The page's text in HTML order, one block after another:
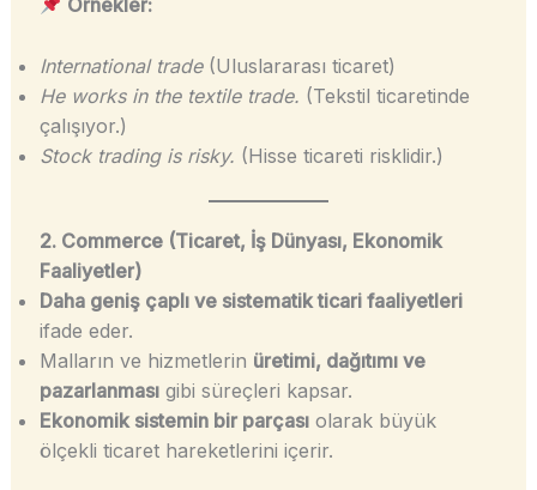
Örnekler:
International trade(Uluslararası ticaret)
He works in the textile trade. (Tekstil ticaretinde
çalışıyor.)
Stock trading is risky. (Hisse ticareti risklidir.)
2. Commerce (Ticaret, İş Dünyası, Ekonomik
Faaliyetler)
Daha geniş çaplı ve sistematik ticari faaliyetleri
ifade eder.
Malların ve hizmetlerin üretimi, dağıtımı ve
pazarlanmasıgibi süreçleri kapsar.
Ekonomik sistemin bir parçasıolarak büyük
ölçekli ticaret hareketlerini içerir.